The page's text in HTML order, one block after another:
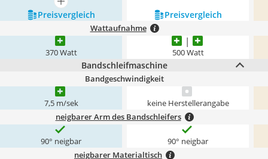
mehr anzeigen
Preis­vergleich
Preis­vergleich
Wattaufnahme
370 Watt 500 Watt
Bandschleifmaschine
Bandgeschwindigkeit
7,5 m/sek keine Herstellerangabe
neigbarer Arm des Bandschleifers
90° neigbar 90° neigbar
neigbarer Materialtisch